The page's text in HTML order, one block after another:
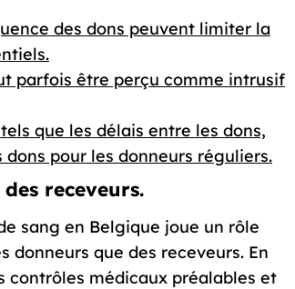
des dons peuvent limiter la
parfois être perçu comme intrusif
que les délais entre les dons,
pour les donneurs réguliers.
receveurs.
sang en Belgique joue un rôle
que des receveurs. En
contrôles médicaux préalables et